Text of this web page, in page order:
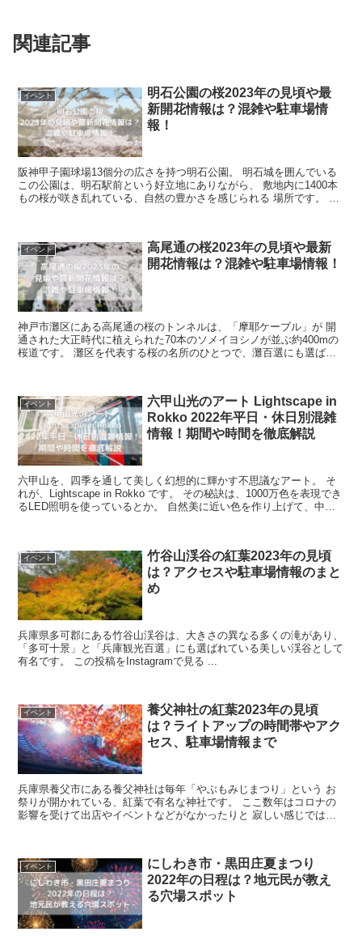
関連記事
イベント
明石公園の桜2023年の見頃や最
新開花情報は？混雑や駐車場情
報！
阪神甲子園球場13個分の広さを持つ明石公園。 明石城を囲んでいる
この公園は、明石駅前という好立地にありながら、 敷地内に1400本
もの桜が咲き乱れている、自然の豊かさを感じられる 場所です。 園
イベント
高尾通の桜2023年の見頃や最新
開花情報は？混雑や駐車場情報！
神戸市灘区にある高尾通の桜のトンネルは、「摩耶ケーブル」が 開
通された大正時代に植えられた70本のソメイヨシノが並ぶ約400mの
桜道です。 灘区を代表する桜の名所のひとつで、灘百選にも選ばれ
イベント
六甲山光のアート Lightscape in
Rokko 2022年平日・休日別混雑
情報！期間や時間を徹底解説
六甲山を、四季を通して美しく幻想的に輝かす不思議なアート。 そ
れが、Lightscape in Rokko です。 その秘訣は、1000万色を表現でき
るLED照明を使っているとか。 自然美に近い色を作り上げて、中か
イベント
竹谷山渓谷の紅葉2023年の見頃
は？アクセスや駐車場情報のまと
め
兵庫県多可郡にある竹谷山渓谷は、大きさの異なる多くの滝があり、
「多可十景」と「兵庫観光百選」にも選ばれている美しい渓谷として
有名です。 この投稿をInstagramで見る ...
イベント
養父神社の紅葉2023年の見頃
は？ライトアップの時間帯やアク
セス、駐車場情報まで
兵庫県養父市にある養父神社は毎年「やぶもみじまつり」という お
祭りが開かれている、紅葉で有名な神社です。 ここ数年はコロナの
影響を受けて出店やイベントなどがなかったりと 寂しい感じではあ
イベント
にしわき市・黒田庄夏まつり
2022年の日程は？地元民が教え
る穴場スポット